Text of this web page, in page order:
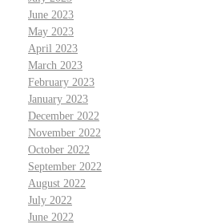
June 2023
May 2023
April 2023
March 2023
February 2023
January 2023
December 2022
November 2022
October 2022
September 2022
August 2022
July 2022
June 2022